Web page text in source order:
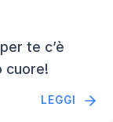
te c’è
cuore!
LEGGI